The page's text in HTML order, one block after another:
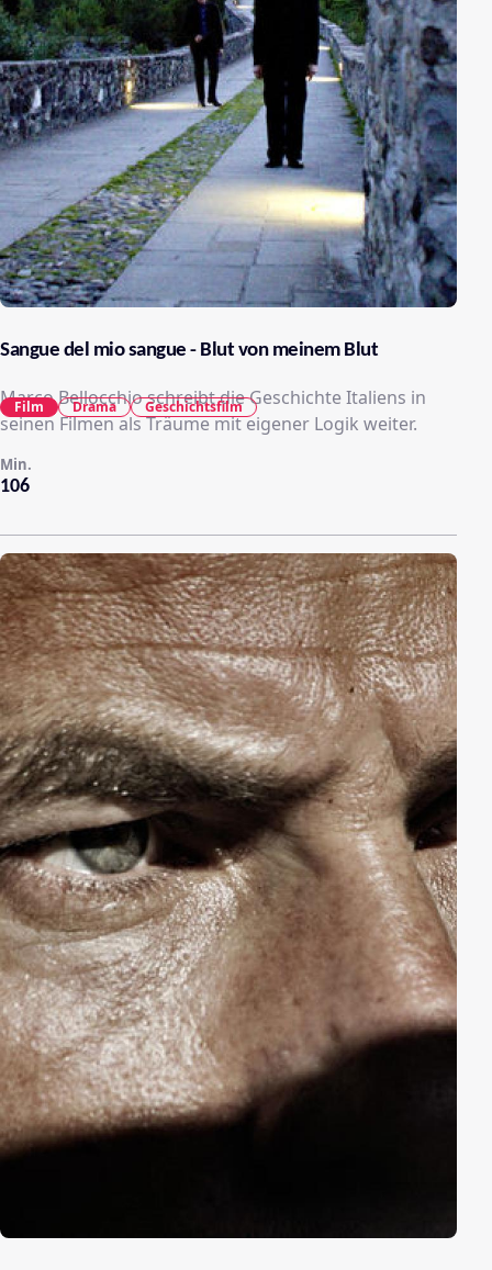
Sangue del mio sangue - Blut von meinem Blut
Marco Bellocchio schreibt die Geschichte Italiens in
seinen Filmen als Träume mit eigener Logik weiter.
106
Min.
Film Drama Geschichtsfilm